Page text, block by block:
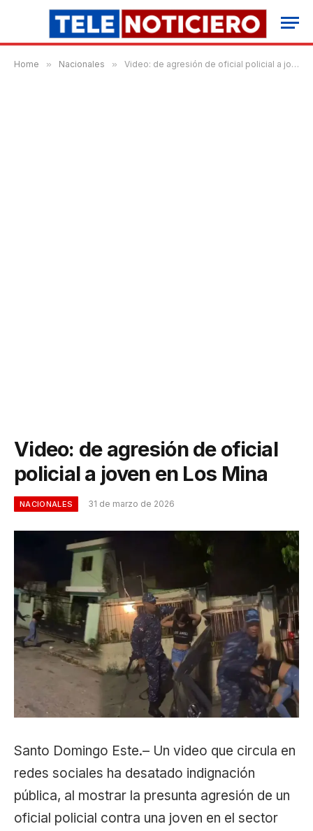
Home » Nacionales » Video: de agresión de oficial policial a joven en Los Mina
Video: de agresión de oficial
policial a joven en Los Mina
NACIONALES 31 de marzo de 2026
Santo Domingo Este.– Un video que circula en
redes sociales ha desatado indignación
pública, al mostrar la presunta agresión de un
oficial policial contra una joven en el sector